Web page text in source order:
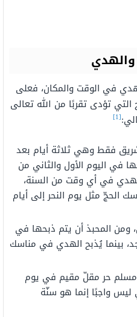
والهدي
في الوقت والمكان، فعلى
التي تؤدى تقربًا من الله تعالى
[1]
فقط وهي ثلاثة أيام بعد
في اليوم الأول والثاني من
الهدي في أي وقت من السنة،
الحجّ مثل يوم النحر إلى أيام
ومن المحبذ أن يتم ذبحها في
بينما يُذبح الهدي في مناسك
مسلم حر مقلّ مقيم في يوم
ليس واجبًا إنما هو سنّة